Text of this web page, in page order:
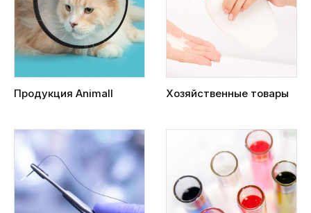
Продукция Animall Хозяйственные товары